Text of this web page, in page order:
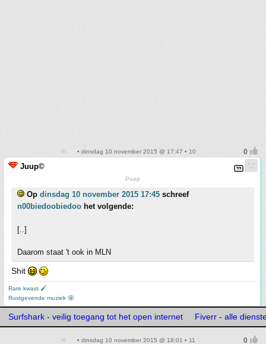
• dinsdag 10 november 2015 @ 17:47 • 10
Juup©
Poep
Op dinsdag 10 november 2015 17:45 schreef
n00biedoobiedoo het volgende:
[..]
Daarom staat 't ook in MLN
Shit
Rare kwast 🖌
Rustgevende muziek 🤩
Surfshark - veilig toegang tot het open internet Fiverr - alle
• dinsdag 10 november 2015 @ 18:01 • 11